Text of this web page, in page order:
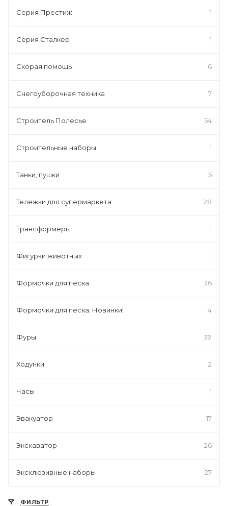
Серия Престиж 1
Серия Сталкер 1
Скорая помощь 6
Снегоуборочная техника 7
Строитель Полесье 54
Строительные наборы 1
Танки, пушки 5
Тележки для супермаркета 28
Трансформеры 1
Фигурки животных 1
Формочки для песка 36
Формочки для песка: Новинки! 4
Фуры 39
Ходунки 2
Часы 1
Эвакуатор 17
Экскаватор 26
Эксклюзивные наборы 27
ФИЛЬТР